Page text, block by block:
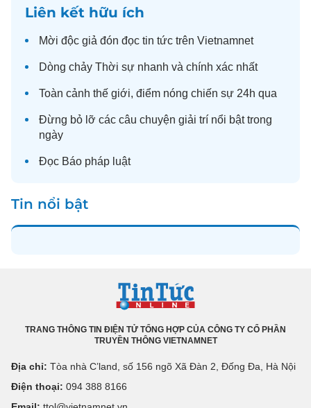
Liên kết hữu ích
Mời độc giả đón đọc tin tức trên Vietnamnet
Dòng chảy Thời sự nhanh và chính xác nhất
Toàn cảnh thế giới, điểm nóng chiến sự 24h qua
Đừng bỏ lỡ các câu chuyện giải trí nổi bật trong
ngày
Đọc Báo pháp luật
Tin nổi bật
TRANG THÔNG TIN ĐIỆN TỬ TỔNG HỢP CỦA CÔNG TY CỔ PHẦN
TRUYỀN THÔNG VIETNAMNET
Địa chỉ: Tòa nhà C’land, số 156 ngõ Xã Đàn 2, Đống Đa, Hà Nội
Điện thoại: 094 388 8166